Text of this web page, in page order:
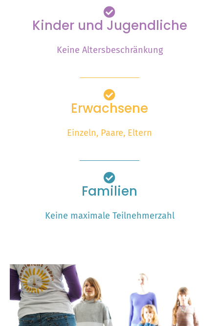
Kinder und Jugendliche
Keine Altersbeschränkung
Erwachsene
Einzeln, Paare, Eltern
Familien
Keine maximale Teilnehmerzahl